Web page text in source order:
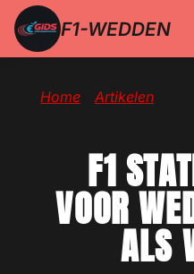
F1-WEDDEN
Home Artikelen
F1
VOOR
ALS